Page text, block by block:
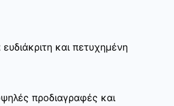
και πετυχημένη
προδιαγραφές και